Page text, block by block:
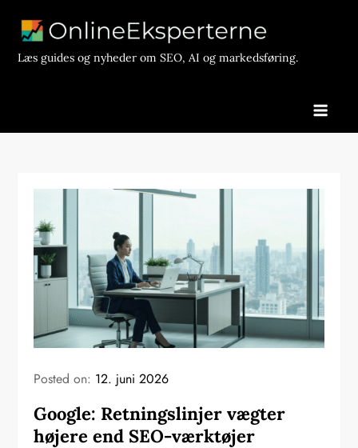
contentLæs guides og nyheder om SEO, AI og markedsføring.
Posted on: 12. juni 2026
Google: Retningslinjer vægter
højere end SEO-værktøjer